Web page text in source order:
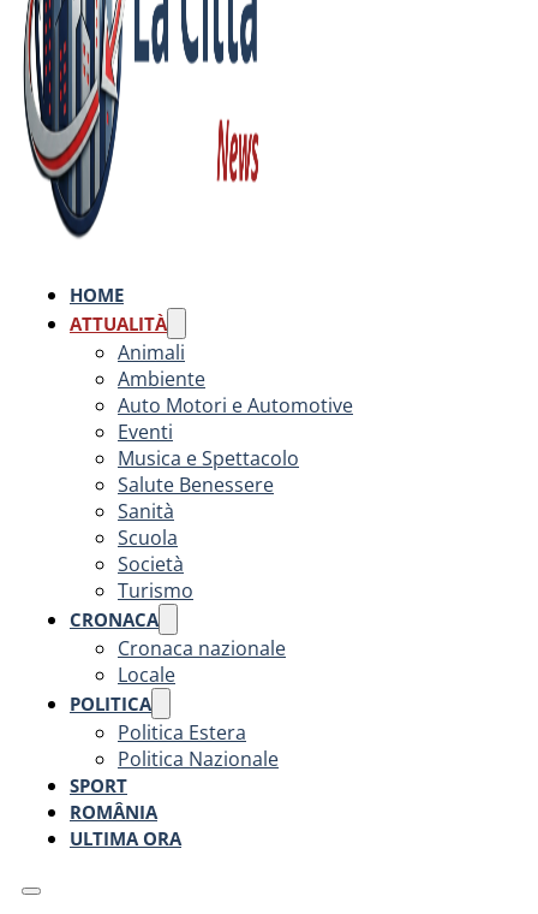
HOME
ATTUALITÀ
Animali
Ambiente
Auto Motori e Automotive
Eventi
Musica e Spettacolo
Salute Benessere
Sanità
Scuola
Società
Turismo
CRONACA
Cronaca nazionale
Locale
POLITICA
Politica Estera
Politica Nazionale
SPORT
ROMÂNIA
ULTIMA ORA